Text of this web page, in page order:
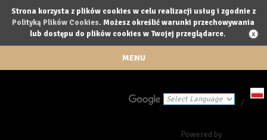
Strona korzysta z plików cookies w celu realizacji usług i zgodnie z
Polityką Plików Cookies. Możesz określić warunki przechowywania
lub dostępu do plików cookies w Twojej przeglądarce.
MENU
Powered by
/